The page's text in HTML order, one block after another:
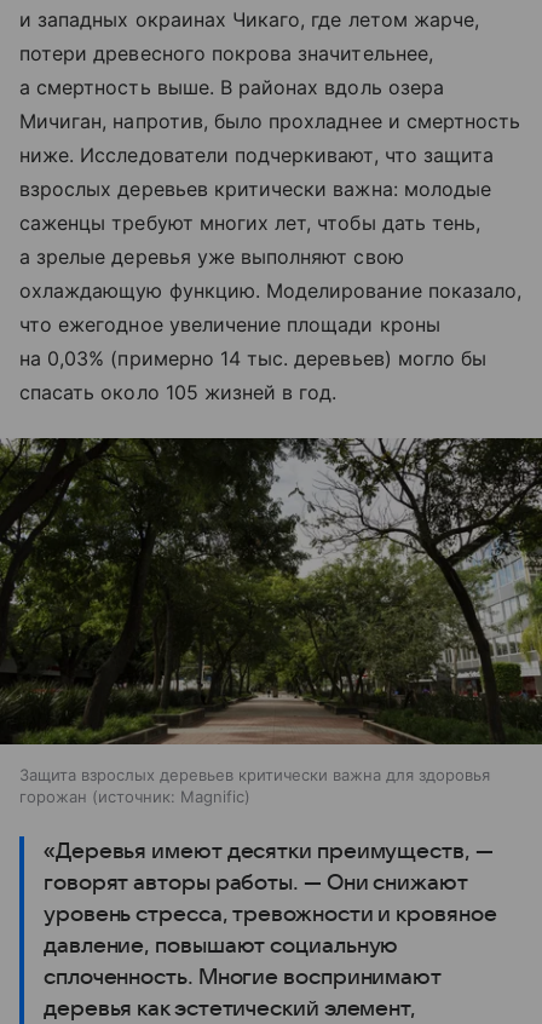
и западных окраинах Чикаго, где летом жарче,
потери древесного покрова значительнее,
а смертность выше. В районах вдоль озера
Мичиган, напротив, было прохладнее и смертность
ниже. Исследователи подчеркивают, что защита
взрослых деревьев критически важна: молодые
саженцы требуют многих лет, чтобы дать тень,
а зрелые деревья уже выполняют свою
охлаждающую функцию. Моделирование показало,
что ежегодное увеличение площади кроны
на 0,03% (примерно 14 тыс. деревьев) могло бы
спасать около 105 жизней в год.
Защита взрослых деревьев критически важна для здоровья
горожан
источник: Magnific
«Деревья имеют десятки преимуществ, —
говорят авторы работы. — Они снижают
уровень стресса, тревожности и кровяное
давление, повышают социальную
сплоченность. Многие воспринимают
деревья как эстетический элемент,